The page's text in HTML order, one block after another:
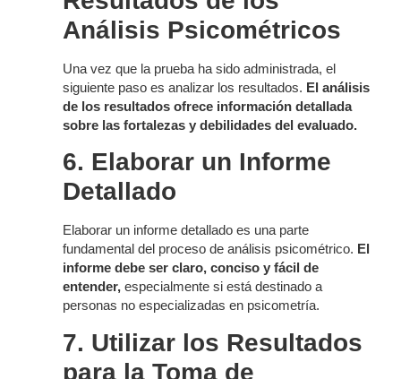
Análisis Psicométricos
Una vez que la prueba ha sido administrada, el
siguiente paso es analizar los resultados. El análisis
de los resultados ofrece información detallada
sobre las fortalezas y debilidades del evaluado.
6. Elaborar un Informe
Detallado
Elaborar un informe detallado es una parte
fundamental del proceso de análisis psicométrico. El
informe debe ser claro, conciso y fácil de
entender, especialmente si está destinado a
personas no especializadas en psicometría.
7. Utilizar los Resultados
para la Toma de